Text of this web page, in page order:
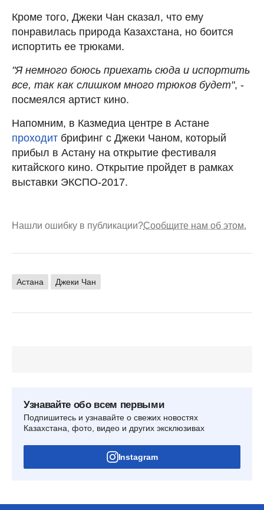
Кроме того, Джеки Чан сказал, что ему
понравилась природа Казахстана, но боится
испортить ее трюками.
"Я немного боюсь приехать сюда и испортить
все, так как слишком много трюков будет", -
посмеялся артист кино.
Напомним, в Казмедиа центре в Астане
проходит брифинг с Джеки Чаном, который
прибыл в Астану на открытие фестиваля
китайского кино. Открытие пройдет в рамках
выставки ЭКСПО-2017.
Нашли ошибку в публикации?Сообщите нам об этом.
Астана Джеки Чан
Узнавайте обо всем первыми
Подпишитесь и узнавайте о свежих новостях
Казахстана, фото, видео и других эксклюзивах
Instagram